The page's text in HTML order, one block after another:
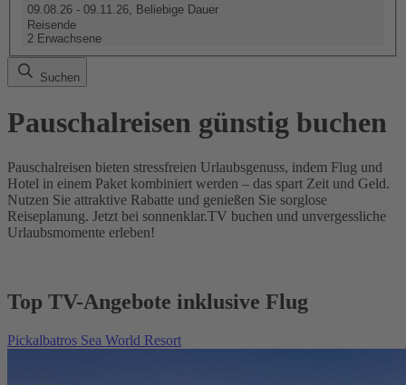
09.08.26 - 09.11.26, Beliebige Dauer
Reisende
2 Erwachsene
Suchen
Pauschalreisen günstig buchen
Pauschalreisen bieten stressfreien Urlaubsgenuss, indem Flug und
Hotel in einem Paket kombiniert werden – das spart Zeit und Geld.
Nutzen Sie attraktive Rabatte und genießen Sie sorglose
Reiseplanung. Jetzt bei sonnenklar.TV buchen und unvergessliche
Urlaubsmomente erleben!
Top TV-Angebote inklusive Flug
Pickalbatros Sea World Resort